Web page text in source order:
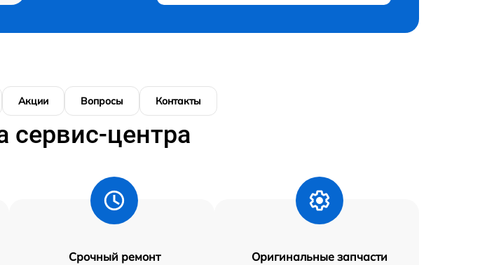
Акции Вопросы Контакты
центра
Срочный ремонт Оригинальные запчасти